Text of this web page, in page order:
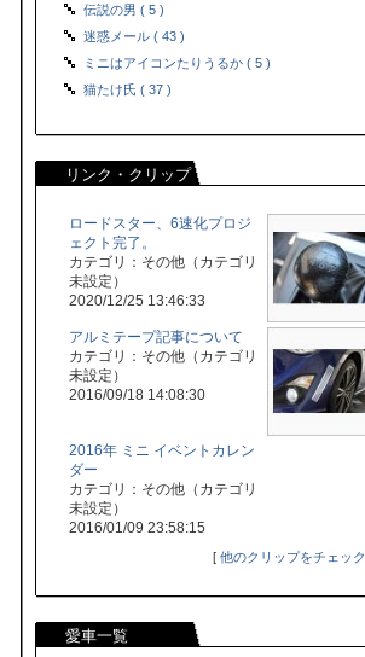
伝説の男 ( 5 )
迷惑メール ( 43 )
ミニはアイコンたりうるか ( 5 )
猫たけ氏 ( 37 )
リンク・クリップ
ロードスター、6速化プロジ
ェクト完了。
カテゴリ：その他（カテゴリ
未設定）
2020/12/25 13:46:33
アルミテープ記事について
カテゴリ：その他（カテゴリ
未設定）
2016/09/18 14:08:30
2016年 ミニ イベントカレン
ダー
カテゴリ：その他（カテゴリ
未設定）
2016/01/09 23:58:15
[ 他のクリップをチェック
愛車一覧